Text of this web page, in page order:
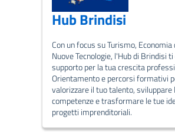
Hub Brindisi
Con un focus su Turismo,
Nuove Tecnologie, l'Hub di Brindisi
supporto per la tua crescita
Orientamento e percorsi formativi
valorizzare il tuo talento, sviluppare
competenze e trasformare le tue
progetti imprenditoriali.